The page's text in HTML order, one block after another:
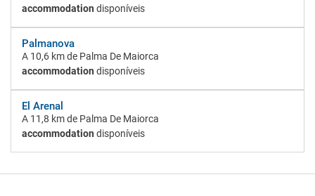
accommodation disponíveis
Palmanova
A 10,6 kmde Palma De Maiorca
accommodation disponíveis
El Arenal
A 11,8 kmde Palma De Maiorca
accommodation disponíveis